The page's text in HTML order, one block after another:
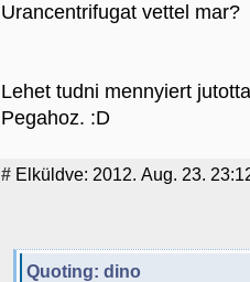
Urancentrifugat vettel mar?
Lehet tudni mennyiert
Pegahoz. :D
# Elküldve: 2012. Aug. 23.
Quoting: dino